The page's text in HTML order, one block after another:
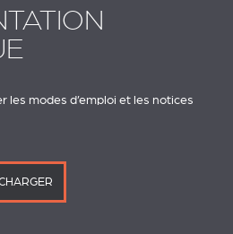
les modes d’emploi et les notices